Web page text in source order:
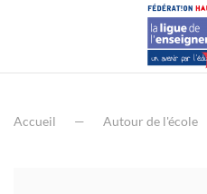
Accueil Autour de l'école